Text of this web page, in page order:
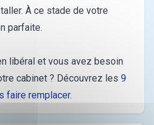
À ce stade de votre
parfaite.
libéral et vous avez besoin
cabinet ? Découvrez les 9
faire remplacer.